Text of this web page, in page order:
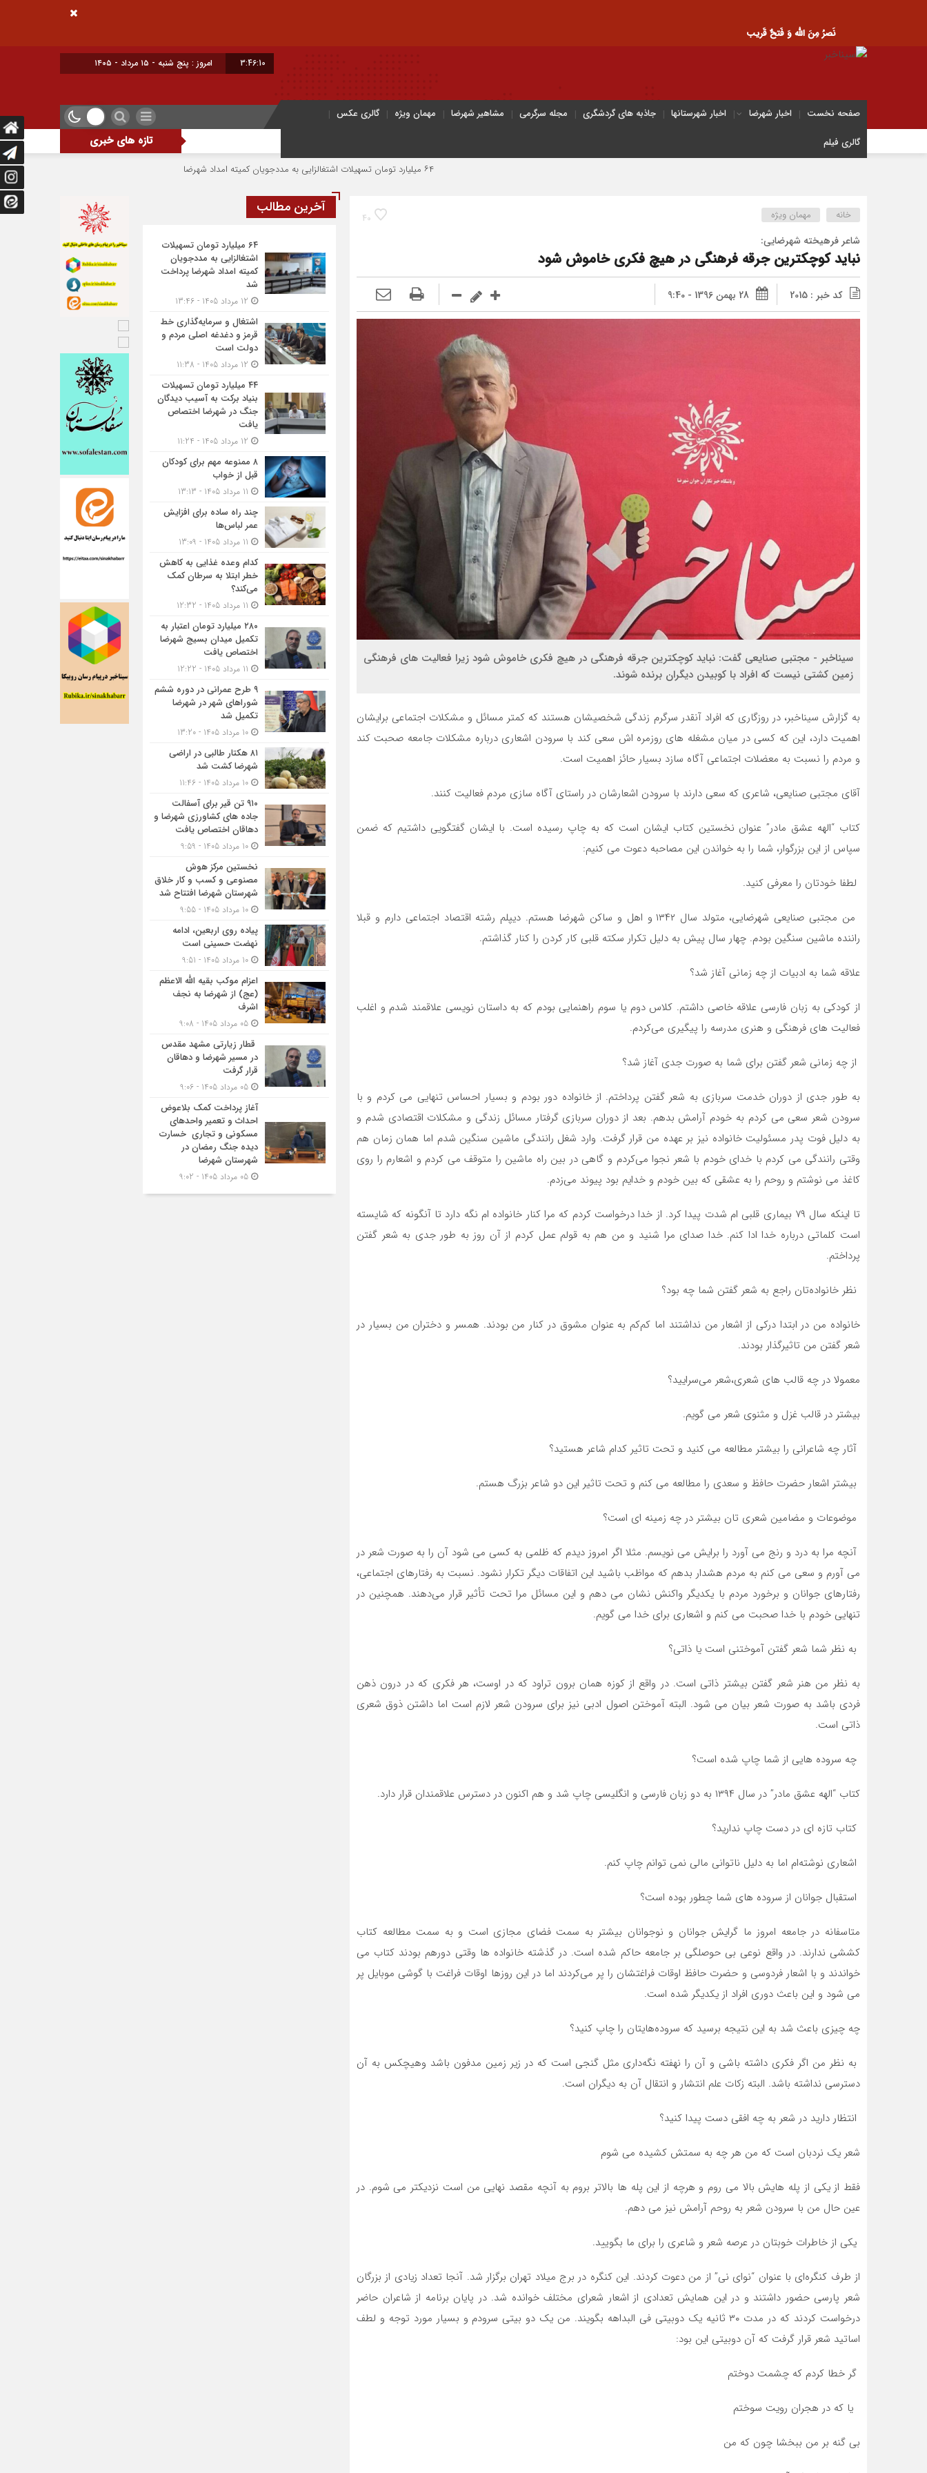
نَصرُ مِنَ الله وَ فَتحٌ قَریب
3:46:11 امروز : پنج شنبه - ۱۵ مرداد - ۱۴۰۵
صفحه نخست اخبار شهرضا اخبار شهرستانها جاذبه های گردشگری مجله سرگرمی مشاهیر شهرضا مهمان ویژه
گالری عکس
گالری فیلم
تازه های خبری
اشتغال و سرمایه‌گذاری خط قرمز و دغدغه اصلی
40 خانه مهمان ویژه
شاعر فرهيخته شهرضايى:
نبايد كوچكترين جرقه فرهنگى در هيچ فكرى خاموش شود
کد خبر : 2015 28 بهمن 1396 - 9:40
سيناخبر - مجتبى صنايعى گفت: نبايد كوچكترين جرقه فرهنگى در هيچ فكرى خاموش شود زيرا فعاليت هاى فرهنگى
زمين كشتى نيست كه افراد با كوبيدن ديگران برنده شوند.
به گزارش سيناخبر، در روزگارى كه افراد آنقدر سرگرم زندگى شخصيشان هستند كه كمتر مسائل و مشكلات اجتماعى برايشان
اهميت دارد، اين كه كسى در ميان مشغله هاى روزمره اش سعى كند با سرودن اشعارى درباره مشكلات جامعه صحبت كند
و مردم را نسبت به معضلات اجتماعى آگاه سازد بسيار حائز اهميت است.
آقاى مجتبى صنايعى، شاعرى كه سعى دارند با سرودن اشعارشان در راستاى آگاه سازى مردم فعاليت كنند.
كتاب “الهه عشق مادر” عنوان نخستين كتاب ايشان است كه به چاپ رسيده است. با ايشان گفتگويى داشتيم كه ضمن
سپاس از اين بزرگوار، شما را به خواندن اين مصاحبه دعوت مى كنيم:
لطفا خودتان را معرفى كنيد.
من مجتبی صنایعى شهرضایی، متولد سال ۱۳۴۲ و اهل و ساکن شهرضا هستم. دیپلم رشته اقتصاد اجتماعی دارم و قبلا
راننده ماشین سنگین بودم. چهار سال پيش به دلیل تکرار سکته قلبی كار كردن را كنار گذاشتم.
علاقه شما به ادبیات از چه زمانی آغاز شد؟
از کودکی به زبان فارسی علاقه خاصی داشتم. کلاس دوم یا سوم راهنمایی بودم كه به داستان نويسى علاقمند شدم و اغلب
فعالیت های فرهنگی و هنری مدرسه را پیگیری می‌کردم.
از چه زمانی شعر گفتن برای شما به صورت جدی آغاز شد؟
به طور جدی از دوران خدمت سربازی به شعر گفتن پرداختم. از خانواده دور بودم و بسیار احساس تنهایی می کردم و با
سرودن شعر سعى می کردم به خودم آرامش بدهم. بعد از دوران سربازی گرفتار مسائل زندگی و مشکلات اقتصادی شدم و
به دلیل فوت پدر مسئولیت خانواده نیز بر عهده من قرار گرفت. وارد شغل رانندگى ماشین سنگین شدم اما همان زمان هم
وقتی رانندگی می کردم با خدای خودم با شعر نجوا می‌کردم و گاهی در بین راه ماشین را متوقف می کردم و اشعارم را روی
کاغذ می نوشتم و روحم را به عشقی که بین خودم و خدايم بود پیوند می‌زدم.
تا اینکه سال ۷۹ بیماری قلبی ام شدت پیدا کرد. از خدا درخواست كردم كه مرا کنار خانواده ام نگه دارد تا آنگونه که شایسته
است کلماتی درباره خدا ادا کنم. خدا صدای مرا شنید و من هم به قولم عمل کردم از آن روز به طور جدى به شعر گفتن
پرداختم.
نظر خانواده‌تان راجع به شعر گفتن شما چه بود؟
خانواده من در ابتدا درکی از اشعار من نداشتند اما کم‌کم به عنوان مشوق در کنار من بودند. همسر و دختران من بسیار در
شعر گفتن من تاثيرگذار بودند.
معمولا در چه قالب های شعری،شعر می‌سرايید؟
بیشتر در قالب غزل و مثنوی شعر می گویم.
آثار چه شاعرانی را بیشتر مطالعه می کنید و تحت تاثیر کدام شاعر هستید؟
بیشتر اشعار حضرت حافظ و سعدی را مطالعه می کنم و تحت تاثیر این دو شاعر بزرگ هستم.
موضوعات و مضامین شعری تان بیشتر در چه زمینه ای است؟
آنچه مرا به درد و رنج می آورد را برایش می نویسم. مثلا اگر امروز دیدم كه ظلمی به کسی می شود آن را به صورت شعر در
می آورم و سعى می کنم به مردم هشدار بدهم که مواظب باشید این اتفاقات دیگر تکرار نشود. نسبت به رفتارهای اجتماعی،
رفتارهای جوانان و برخورد مردم با یکدیگر واکنش نشان می دهم و این مسائل مرا تحت تأثیر قرار می‌دهند. همچنین در
تنهایی خودم با خدا صحبت می کنم و اشعاری برای خدا می گویم.
به نظر شما شعر گفتن آموختنی است یا ذاتی؟
به نظر من هنر شعر گفتن بیشتر ذاتی است. در واقع از کوزه همان برون تراود که در اوست، هر فکری که در درون ذهن
فردی باشد به صورت شعر بيان می شود. البته آموختن اصول ادبی نیز برای سرودن شعر لازم است اما داشتن ذوق شعری
ذاتی است.
چه سروده هایی از شما چاپ شده است؟
کتاب “الهه عشق مادر” در سال ۱۳۹۴ به دو زبان فارسی و انگلیسی چاپ شد و هم اكنون در دسترس علاقمندان قرار دارد.
کتاب تازه ای در دست چاپ ندارید؟
اشعاری نوشته‌ام اما به دلیل ناتوانی مالی نمی توانم چاپ کنم.
استقبال جوانان از سروده های شما چطور بوده است؟
متاسفانه در جامعه امروز ما گرايش جوانان و نوجوانان بیشتر به سمت فضای مجازی است و به سمت مطالعه کتاب
کششی ندارند. در واقع نوعی بی حوصلگی بر جامعه حاكم شده است. در گذشته خانواده ها وقتی دورهم بودند کتاب می
خواندند و با اشعار فردوسی و حضرت حافظ اوقات فراغتشان را پر می‌کردند اما در اين روزها اوقات فراغت با گوشی موبایل پر
می شود و این باعث دوری افراد از یکدیگر شده است.
چه چيزى باعث شد به این نتیجه برسيد كه سروده‌هایتان را چاپ کنید؟
به نظر من اگر فکری داشته باشی و آن را نهفته نگه‌داری مثل گنجی است که در زیر زمین مدفون باشد وهیچکس به آن
دسترسی نداشته باشد. البته زکات علم انتشار و انتقال آن به دیگران است.
انتظار دارید در شعر به چه افقی دست پیدا کنید؟
شعر یک نردبان است که من هر چه به سمتش کشیده می شوم
فقط از يکی از پله هايش بالا می روم و هرچه از این پله ها بالاتر بروم به آنچه مقصد نهایی من است نزدیکتر می شوم. در
عین حال من با سرودن شعر به روحم آرامش نیز می دهم.
یکی از خاطرات خوبتان در عرصه شعر و شاعری را برای ما بگویید.
از طرف کنگره‌ای با عنوان “نوای نی” از من دعوت كردند. این کنگره در برج میلاد تهران برگزار شد. آنجا تعداد زیادی از بزرگان
شعر پارسی حضور داشتند و در این همایش تعدادی از اشعار شعرای مختلف خوانده شد. در پایان برنامه از شاعران حاضر
درخواست كردند كه در مدت ۳۰ ثانيه یک دوبیتی فى البداهه بگویند. من یک دو بیتی سرودم و بسیار مورد توجه و لطف
اساتید شعر قرار گرفت كه آن دوبیتی این بود:
گر خطا کردم که چشمت دوختم
یا که در هجران رویت سوختم
بی گنه بر من ببخشا چون که من
آخرین مطالب
۶۴ میلیارد تومان تسهیلات
اشتغالزایی به مددجویان
کمیته امداد شهرضا پرداخت
شد
اشتغال و سرمایه‌گذاری خط
قرمز و دغدغه اصلی مردم و
دولت است
۴۴ میلیارد تومان تسهیلات
بنیاد برکت به آسیب دیدگان
جنگ در شهرضا اختصاص
یافت
۸ ممنوعه مهم برای کودکان
قبل از خواب
چند راه ساده برای افزایش
عمر لباس‌ها
کدام وعده غذایی به کاهش
خطر ابتلا به سرطان کمک
می‌کند؟
۲۸۰ میلیارد تومان اعتبار به
تکمیل میدان بسیج شهرضا
اختصاص یافت
۹ طرح عمرانی در دوره ششم
شوراهای شهر در شهرضا
تکمیل شد
۸۱ هکتار طالبی در اراضی
شهرضا کشت شد
۹۱۰ تن قیر برای آسفالت
جاده های کشاورزی شهرضا و
دهاقان اختصاص یافت
نخستین مرکز هوش
مصنوعی و کسب‌ و کار خلاق
شهرستان شهرضا افتتاح شد
پیاده روی اربعین، ادامه
نهضت حسینی است
اعزام موکب بقیه الله الاعظم
(عج) از شهرضا به نجف
اشرف
قطار زیارتی مشهد مقدس
در مسیر شهرضا و دهاقان
قرار گرفت
آغاز پرداخت کمک بلاعوض
احداث و تعمیر واحد‌های
مسکونی و تجاری خسارت
دیده جنگ رمضان در
شهرستان شهرضا